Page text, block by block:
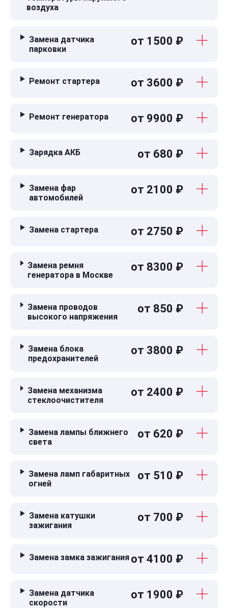
воздуха
Замена датчика
парковки
от 1500 ₽
Ремонт стартера от 3600 ₽
Ремонт генератора от 9900 ₽
Зарядка АКБ от 680 ₽
Замена фар
автомобилей
от 2100 ₽
Замена стартера от 2750 ₽
Замена ремня
генератора в Москве
от 8300 ₽
Замена проводов
высокого напряжения
от 850 ₽
Замена блока
предохранителей
от 3800 ₽
Замена механизма
стеклоочистителя
от 2400 ₽
Замена лампы ближнего
света
от 620 ₽
Замена ламп габаритных
огней
от 510 ₽
Замена катушки
зажигания
от 700 ₽
Замена замка зажигания от 4100 ₽
Замена датчика
скорости
от 1900 ₽